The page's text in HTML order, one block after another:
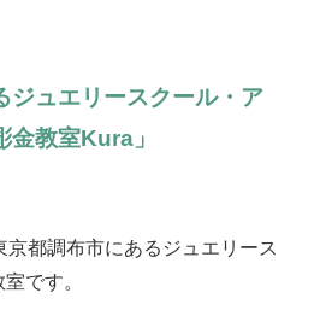
ジュエリースクール・ア
金教室Kura」
京都調布市にあるジュエリース
です。